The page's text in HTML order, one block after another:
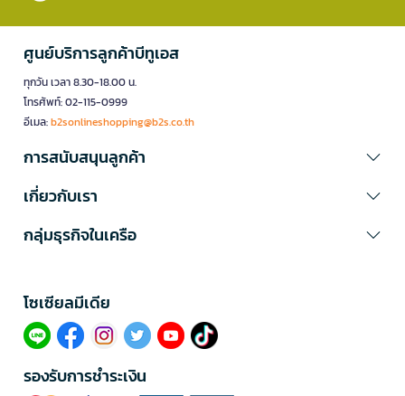
ศูนย์บริการลูกค้าบีทูเอส
ทุกวัน เวลา 8.30-18.00 น.
โทรศัพท์: 02-115-0999
อีเมล:b2sonlineshopping@b2s.co.th
การสนับสนุนลูกค้า
เกี่ยวกับเรา
กลุ่มธุรกิจในเครือ
โซเซียลมีเดีย​
รองรับการชำระเงิน